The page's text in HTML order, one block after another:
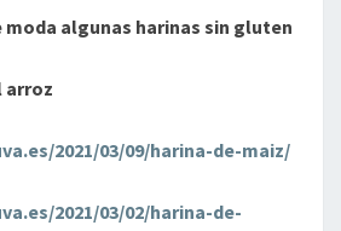
moda algunas harinas sin gluten
arroz
2021/03/09/harina-de-maiz/
2021/03/02/harina-de-